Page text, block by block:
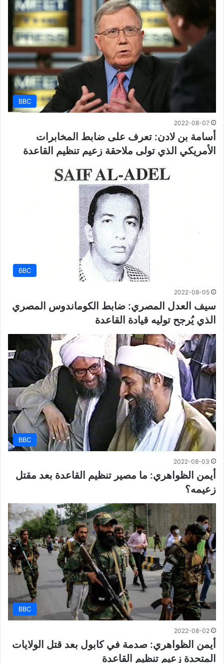
BBC
2022-08-07
أسامة بن لادن: تعرف على ضابط المخابرات
الأمريكي الذي تولى ملاحقة زعيم تنظيم القاعدة
BBC
2022-08-05
سيف العدل المصري: ضابط الكوماندوس المصري
الذي يُرجح توليه قيادة القاعدة
BBC
2022-08-03
أيمن الظواهري: ما مصير تنظيم القاعدة بعد مقتل
زعيمه؟
BBC
2022-08-02
أيمن الظواهري: صدمة في كابول بعد قتل الولايات
المتحدة زعيم تنظيم القاعدة